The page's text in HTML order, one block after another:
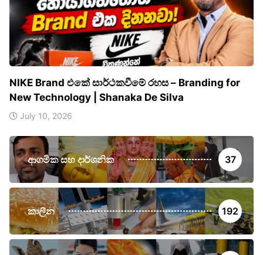
NIKE Brand එකේ සාර්ථකවීමේ රහස – Branding for
New Technology | Shanaka De Silva
July 10, 2026
ආගමික සහ දාර්ශනික 37
කාලීන 192